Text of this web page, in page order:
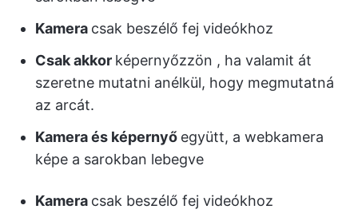
Kamera csak beszélő fej videókhoz
Csak akkor képernyőzzön , ha valamit át
szeretne mutatni anélkül, hogy megmutatná
az arcát.
Kamera és képernyő együtt, a webkamera
képe a sarokban lebegve
Kamera csak beszélő fej videókhoz